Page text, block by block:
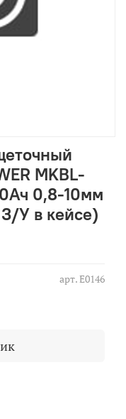
арт.E0146
MKBL-
0,8-10мм
У в кейсе)